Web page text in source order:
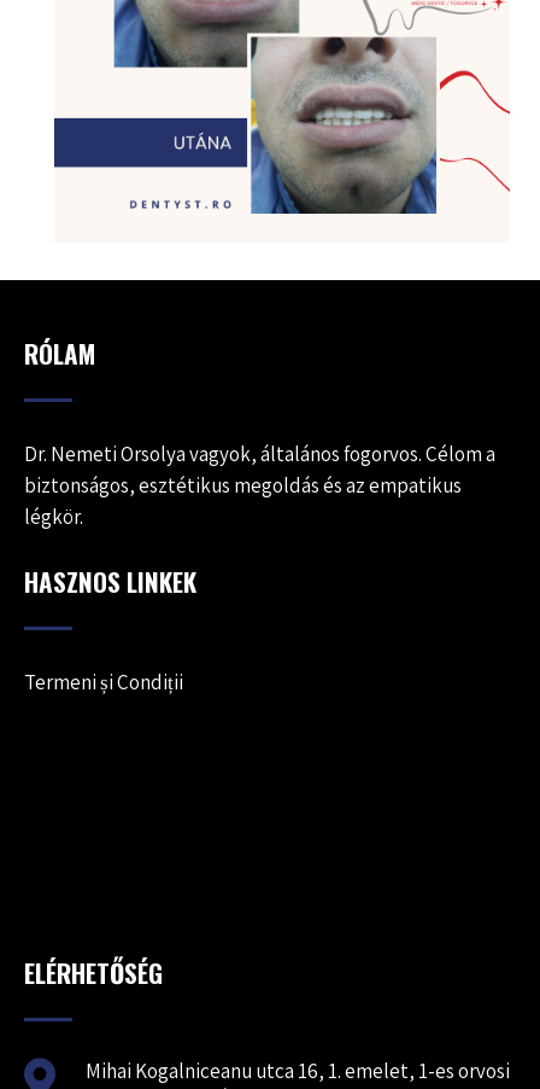
RÓLAM
Dr. Nemeti Orsolya vagyok, általános fogorvos. Célom a
biztonságos, esztétikus megoldás és az empatikus
légkör.
HASZNOS LINKEK
Termeni și Condiții
ELÉRHETŐSÉG
Mihai Kogalniceanu utca 16, 1. emelet, 1-es orvosi